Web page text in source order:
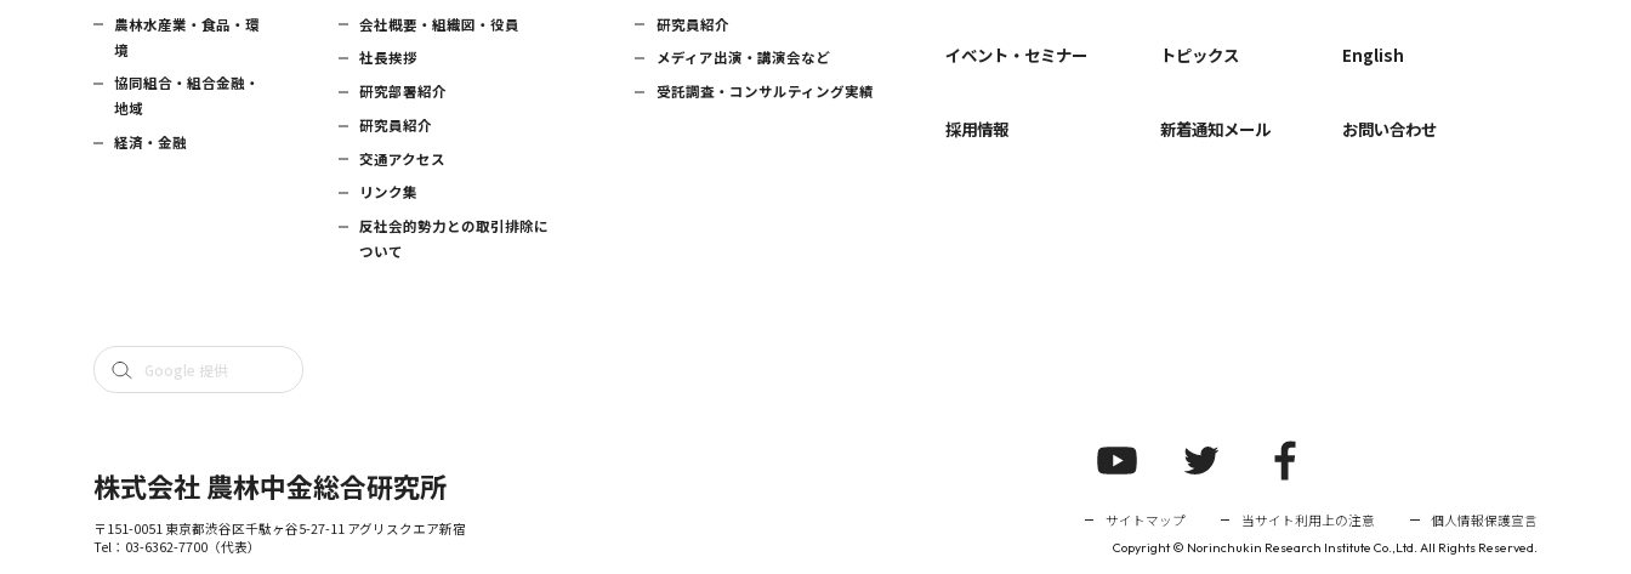
農林水産業・食品・環
境
協同組合・組合金融・
地域
経済・金融
会社概要・組織図・役員
社長挨拶
研究部署紹介
研究員紹介
交通アクセス
リンク集
反社会的勢力との取引排除に
ついて
研究員紹介
メディア出演・講演会など
受託調査・コンサルティング実績
イベント・セミナー
採用情報
トピックス
新着通知メール
English
お問い合わせ
株式会社 農林中金総合研究所
〒151-0051 東京都渋谷区千駄ヶ谷5-27-11 アグリスクエア新宿
Tel： 03-6362-7700（代表）
サイトマップ 当サイト利用上の注意 個人情報保護宣言
Copyright © Norinchukin Research Institute Co.,Ltd. All Rights Reserved.